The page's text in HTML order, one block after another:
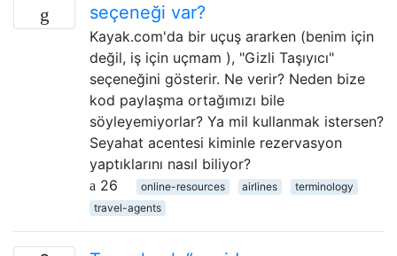
seçeneği var?
Kayak.com'da bir uçuş ararken (benim için
değil, iş için uçmam ), "Gizli Taşıyıcı"
seçeneğini gösterir. Ne verir? Neden bize
kod paylaşma ortağımızı bile
söyleyemiyorlar? Ya mil kullanmak istersen?
Seyahat acentesi kiminle rezervasyon
yaptıklarını nasıl biliyor?
26
online-resources airlines
terminology
travel-agents